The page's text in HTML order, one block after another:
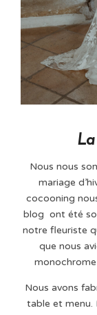
Nous nous
mariage
cocooning
blog ont été
notre fleuriste
que nous
Nous avons
table et menu.